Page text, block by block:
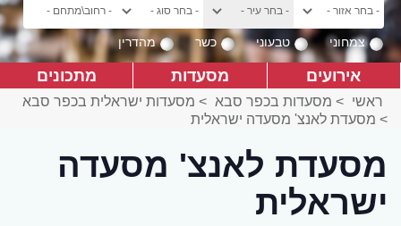
צמחוני טבעוני כשר מהדרין
אירועים מסעדות מתכונים
ראשי > מסעדות בכפר סבא > מסעדות ישראלית בכפר סבא
> מסעדת לאנצ' מסעדה ישראלית
מסעדת לאנצ' מסעדה
ישראלית